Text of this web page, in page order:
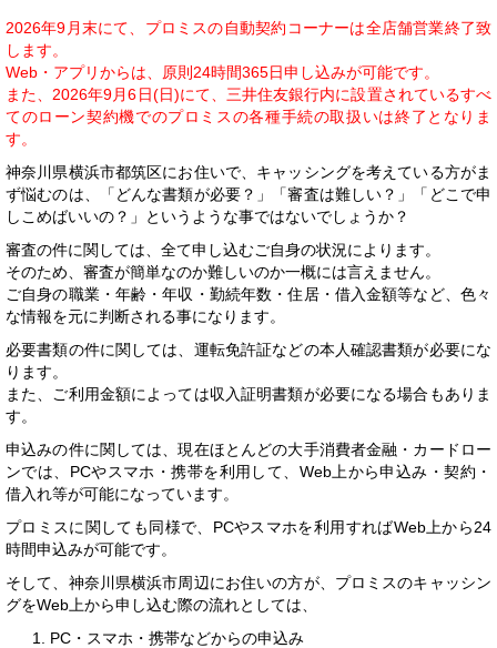
2026年9月末にて、プロミスの自動契約コーナーは全店舗営業終了致
します。
Web・アプリからは、原則24時間365日申し込みが可能です。
また、2026年9月6日(日)にて、三井住友銀行内に設置されているすべ
てのローン契約機でのプロミスの各種手続の取扱いは終了となりま
す。
神奈川県横浜市都筑区にお住いで、キャッシングを考えている方がま
ず悩むのは、「どんな書類が必要？」「審査は難しい？」「どこで申
しこめばいいの？」というような事ではないでしょうか？
審査の件に関しては、全て申し込むご自身の状況によります。
そのため、審査が簡単なのか難しいのか一概には言えません。
ご自身の職業・年齢・年収・勤続年数・住居・借入金額等など、色々
な情報を元に判断される事になります。
必要書類の件に関しては、運転免許証などの本人確認書類が必要にな
ります。
また、ご利用金額によっては収入証明書類が必要になる場合もありま
す。
申込みの件に関しては、現在ほとんどの大手消費者金融・カードロー
ンでは、PCやスマホ・携帯を利用して、Web上から申込み・契約・
借入れ等が可能になっています。
プロミスに関しても同様で、PCやスマホを利用すればWeb上から24
時間申込みが可能です。
そして、神奈川県横浜市周辺にお住いの方が、プロミスのキャッシン
グをWeb上から申し込む際の流れとしては、
PC・スマホ・携帯などからの申込み